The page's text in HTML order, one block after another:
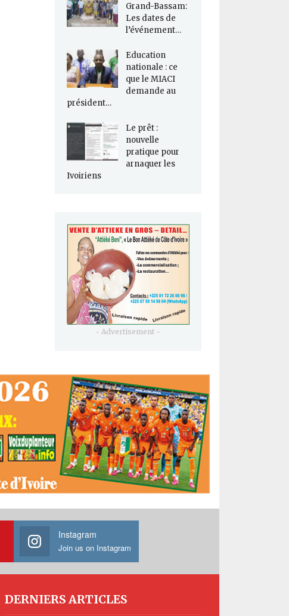
Grand-Bassam:
Les dates de
l’événement…
Education
nationale : ce
que le MIACI
demande au
président…
Le prêt :
nouvelle
pratique pour
arnaquer les
Ivoiriens
- Advertisement -
Instagram
Join us on Instagram
DERNIERS ARTICLES